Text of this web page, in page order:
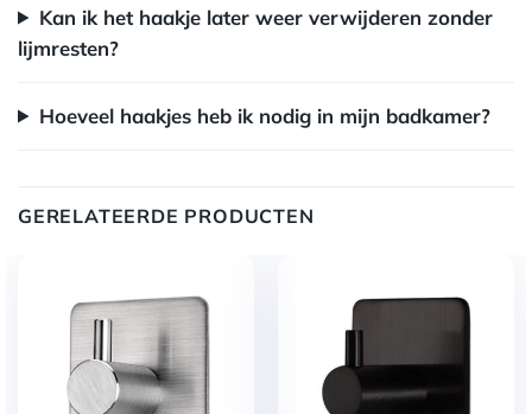
Kan ik het haakje later weer verwijderen zonder
lijmresten?
Hoeveel haakjes heb ik nodig in mijn badkamer?
GERELATEERDE PRODUCTEN